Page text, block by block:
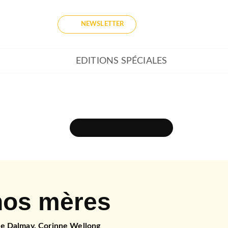
NEWSLETTER
EDITIONS SPÉCIALES
mères
Dalmay,Corinne Wellong